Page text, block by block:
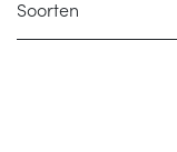
Soorten